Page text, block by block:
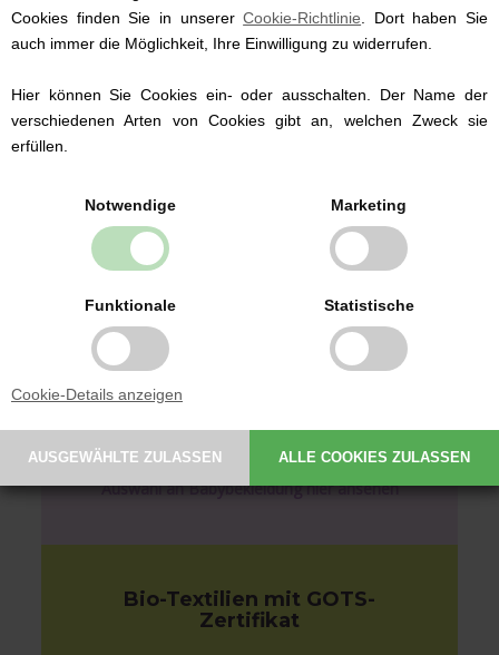
Cookies finden Sie in unsererCookie-Richtlinie . Dort haben Sie
auch immer die Möglichkeit, Ihre Einwilligung zu widerrufen.
Hier können Sie Cookies ein- oder ausschalten. Der Name der
verschiedenen Arten von Cookies gibt an, welchen Zweck sie
erfüllen.
Notwendige Marketing
Funktionale Statistische
Cookie-Details anzeigen
62 (3 Monate)
74 (9 Monate)
86 (18 Monate)
Babybekleidung von
bekannten Marken
Wir führen Babybekleidung der dänischen
Marken Fixoni und Müsli by Green Cotton ab
Wir führen sowohl traditionelle
Auswahl an Babybekleidung hier ansehen
Bio-Textilien mit GOTS-
Zertifikat